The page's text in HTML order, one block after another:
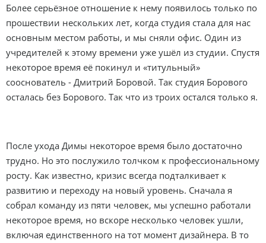
Более серьёзное отношение к нему появилось только по
прошествии нескольких лет, когда студия стала для нас
основным местом работы, и мы сняли офис. Один из
учредителей к этому времени уже ушёл из студии. Спустя
некоторое время её покинул и «титульный»
сооснователь - Дмитрий Боровой. Так студия Борового
осталась без Борового. Так что из троих остался только я.
После ухода Димы некоторое время было достаточно
трудно. Но это послужило толчком к профессиональному
росту. Как известно, кризис всегда подталкивает к
развитию и переходу на новый уровень. Сначала я
собрал команду из пяти человек, мы успешно работали
некоторое время, но вскоре несколько человек ушли,
включая единственного на тот момент дизайнера. В то